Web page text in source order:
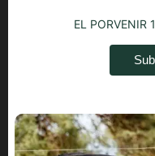
EL PORVENIR